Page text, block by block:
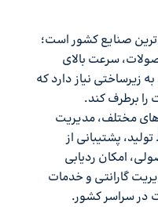
صنایع کشور است؛
سرعت بالای
زیرساختی نیاز دارد که
برطرف کند.
مختلف، مدیریت
پشتیبانی از
امکان ردیابی
گارانتی و خدمات
سراسر کشور.